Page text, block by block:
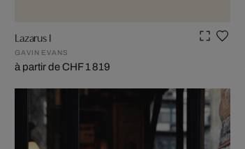
Lazarus I
GAVIN EVANS
à partir de CHF 1 819